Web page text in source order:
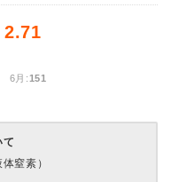
2.71
月:151
て
窒素）